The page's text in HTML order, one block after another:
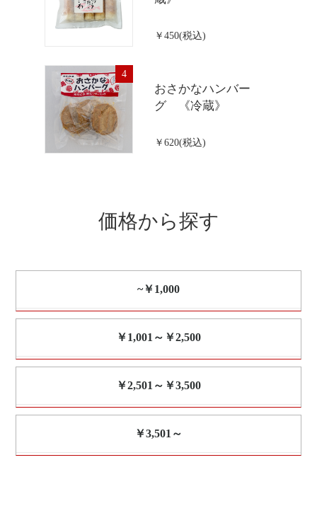
￥450(税込)
4
おさかなハンバー
グ 《冷蔵》
￥620(税込)
価格から探す
~￥1,000
￥1,001～￥2,500
￥2,501～￥3,500
￥3,501～